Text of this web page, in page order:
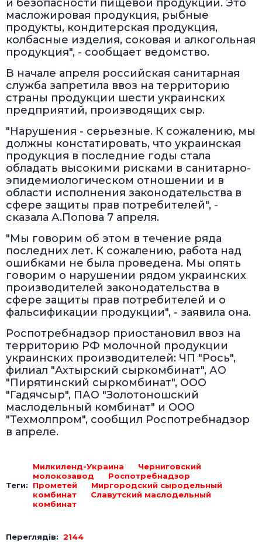
и безопасности пищевой продукции. Это
масложировая продукция, рыбные
продукты, кондитерская продукция,
колбасные изделия, соковая и алкогольная
продукция", - сообщает ведомство.
В начале апреля российская санитарная
служба запретила ввоз на территорию
страны продукции шести украинских
предприятий, производящих сыр.
"Нарушения - серьезные. К сожалению, мы
должны констатировать, что украинская
продукция в последние годы стала
обладать высокими рисками в санитарно-
эпидемиологическом отношении и в
области исполнения законодательства в
сфере защиты прав потребителей", -
сказала А.Попова 7 апреля.
"Мы говорим об этом в течение ряда
последних лет. К сожалению, работа над
ошибками не была проведена. Мы опять
говорим о нарушении рядом украинских
производителей законодательства в
сфере защиты прав потребителей и о
фальсификации продукции", - заявила она.
Роспотребнадзор приостановил ввоз на
территорию РФ молочной продукции
украинских производителей: ЧП "Рось",
филиал "Ахтырский сыркомбинат", АО
"Пирятинский сыркомбинат", ООО
"Гадячсыр", ПАО "Золотоношский
маслодельный комбинат" и ООО
"Техмолпром", сообщил Роспотребнадзор
в апреле.
Теги:
Милкиленд-Украина
Черниговский
молокозавод
Роспотребнадзор
Прометей
Миргородский сыродельный
комбинат
Славутский маслодельный
комбинат
Переглядів: 2144